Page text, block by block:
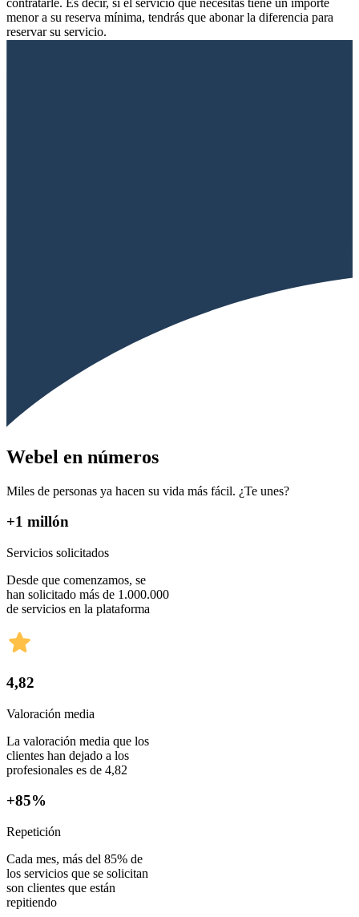
contratarle. Es decir, si el servicio que necesitas tiene un importe
menor a su reserva mínima, tendrás que abonar la diferencia para
reservar su servicio.
Webel en números
Miles de personas ya hacen su vida más fácil. ¿Te unes?
+1 millón
Servicios solicitados
Desde que comenzamos, se
han solicitado más de 1.000.000
de servicios en la plataforma
4,82
Valoración media
La valoración media que los
clientes han dejado a los
profesionales es de 4,82
+85%
Repetición
Cada mes, más del 85% de
los servicios que se solicitan
son clientes que están
repitiendo